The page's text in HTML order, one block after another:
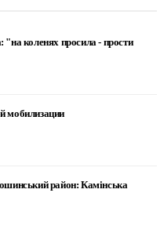
коленях просила - прости
мобилизации
район: Камінська